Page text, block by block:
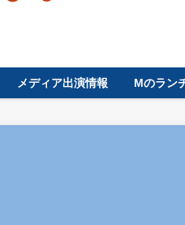
メディア出演情報 Mのラン